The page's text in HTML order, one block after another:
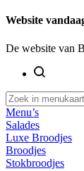
Website
De website van
Menu’s
Salades
Luxe Broodjes
Broodjes
Stokbroodjes